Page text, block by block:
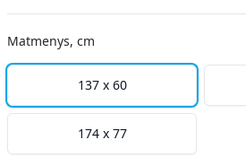
Matmenys, cm
137 x 60
174 x 77